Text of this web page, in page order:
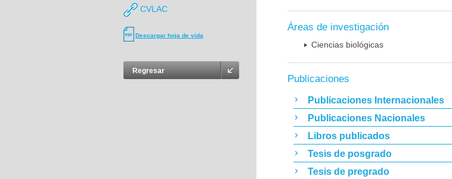
CVLAC
Descargar hoja de vida
Regresar
Áreas de investigación
Ciencias biológicas
Publicaciones
Publicaciones Internacionales
Publicaciones Nacionales
Libros publicados
Tesis de posgrado
Tesis de pregrado